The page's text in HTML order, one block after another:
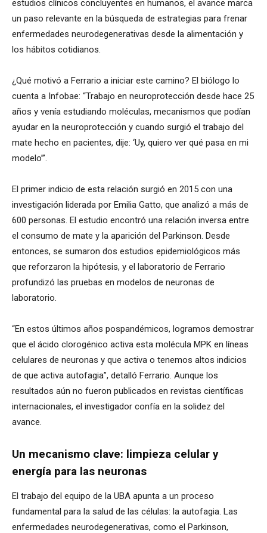
estudios clínicos concluyentes en humanos, el avance marca
un paso relevante en la búsqueda de estrategias para frenar
enfermedades neurodegenerativas desde la alimentación y
los hábitos cotidianos.
¿Qué motivó a Ferrario a iniciar este camino? El biólogo lo
cuenta a Infobae: “Trabajo en neuroprotección desde hace 25
años y venía estudiando moléculas, mecanismos que podían
ayudar en la neuroprotección y cuando surgió el trabajo del
mate hecho en pacientes, dije: ‘Uy, quiero ver qué pasa en mi
modelo’”.
El primer indicio de esta relación surgió en 2015 con una
investigación liderada por Emilia Gatto, que analizó a más de
600 personas. El estudio encontró una relación inversa entre
el consumo de mate y la aparición del Parkinson. Desde
entonces, se sumaron dos estudios epidemiológicos más
que reforzaron la hipótesis, y el laboratorio de Ferrario
profundizó las pruebas en modelos de neuronas de
laboratorio.
“En estos últimos años pospandémicos, logramos demostrar
que el ácido clorogénico activa esta molécula MPK en líneas
celulares de neuronas y que activa o tenemos altos indicios
de que activa autofagia”, detalló Ferrario. Aunque los
resultados aún no fueron publicados en revistas científicas
internacionales, el investigador confía en la solidez del
avance.
Un mecanismo clave: limpieza celular y
energía para las neuronas
El trabajo del equipo de la UBA apunta a un proceso
fundamental para la salud de las células: la autofagia. Las
enfermedades neurodegenerativas, como el Parkinson,